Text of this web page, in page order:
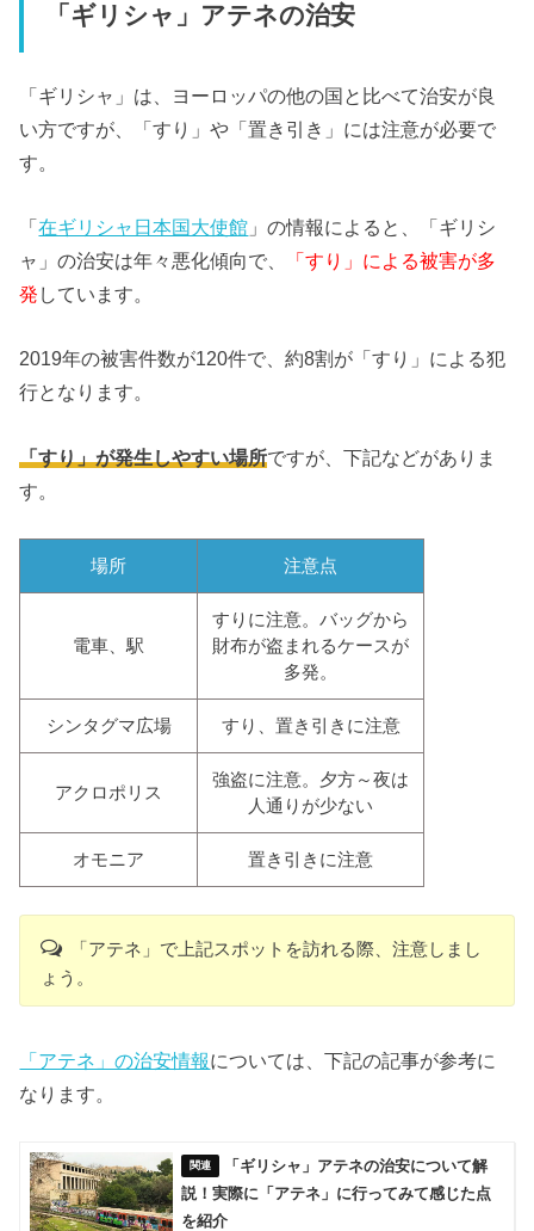
「ギリシャ」アテネの治安
「ギリシャ」は、ヨーロッパの他の国と比べて治安が良
い方ですが、「すり」や「置き引き」には注意が必要で
す。
「在ギリシャ日本国大使館 」の情報によると、「ギリシ
ャ」の治安は年々悪化傾向で、
「すり」による被害が多
発 しています。
2019年の被害件数が120件で、約8割が「すり」による犯
行となります。
「すり」が発生しやすい場所ですが、下記などがありま
す。
場所 注意点
電車、駅
すりに注意。バッグから
財布が盗まれるケースが
多発。
シンタグマ広場 すり、置き引きに注意
アクロポリス
強盗に注意。夕方～夜は
人通りが少ない
オモニア 置き引きに注意
「アテネ」で上記スポットを訪れる際、注意しまし
ょう。
「アテネ」の治安情報については、下記の記事が参考に
なります。
「ギリシャ」アテネの治安について解
説！実際に「アテネ」に行ってみて感じた点
を紹介